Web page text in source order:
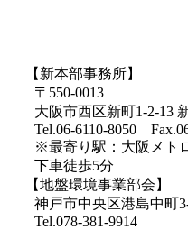
【新本部事務所】
〒550-0013
大阪市西区新町1-2-13
Tel.06-6110-8050
※最寄り駅：大阪メト
下車徒歩5分
【地盤環境事業部会】
神戸市中央区港島中町
Tel.078-381-9914